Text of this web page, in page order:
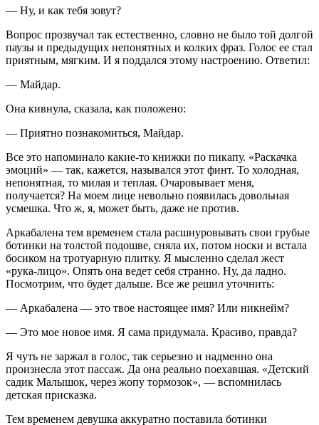
— Ну, и как тебя зовут?
Вопрос прозвучал так естественно, словно не было той долгой
паузы и предыдущих непонятных и колких фраз. Голос ее стал
приятным, мягким. И я поддался этому настроению. Ответил:
— Майдар.
Она кивнула, сказала, как положено:
— Приятно познакомиться, Майдар.
Все это напоминало какие-то книжки по пикапу. «Раскачка
эмоций» — так, кажется, назывался этот финт. То холодная,
непонятная, то милая и теплая. Очаровывает меня,
получается? На моем лице невольно появилась довольная
усмешка. Что ж, я, может быть, даже не против.
Аркабалена тем временем стала расшнуровывать свои грубые
ботинки на толстой подошве, сняла их, потом носки и встала
босиком на тротуарную плитку. Я мысленно сделал жест
«рука-лицо». Опять она ведет себя странно. Ну, да ладно.
Посмотрим, что будет дальше. Все же решил уточнить:
— Аркабалена — это твое настоящее имя? Или никнейм?
— Это мое новое имя. Я сама придумала. Красиво, правда?
Я чуть не заржал в голос, так серьезно и надменно она
произнесла этот пассаж. Да она реально поехавшая. «Детский
садик Малышок, через жопу тормозок», — вспомнилась
детская присказка.
Тем временем девушка аккуратно поставила ботинки